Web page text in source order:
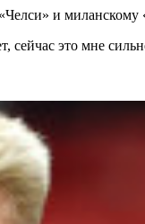
и миланскому
сейчас это мне